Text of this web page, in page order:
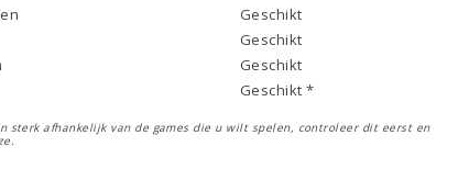
Geschikt
Geschikt
Geschikt
Geschikt *
sterk afhankelijk van de games die u wilt spelen, controleer dit eerst en